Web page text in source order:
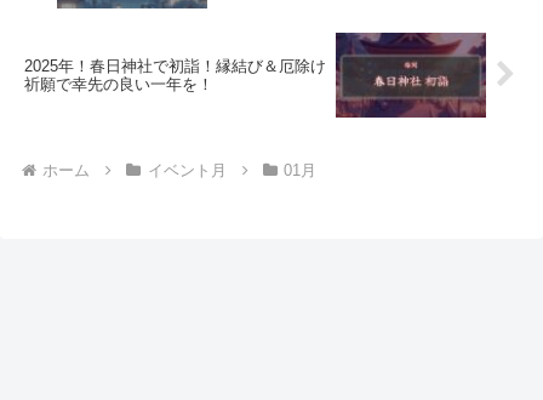
2025年！春日神社で初詣！縁結び＆厄除け
祈願で幸先の良い一年を！
ホーム イベント月 01月